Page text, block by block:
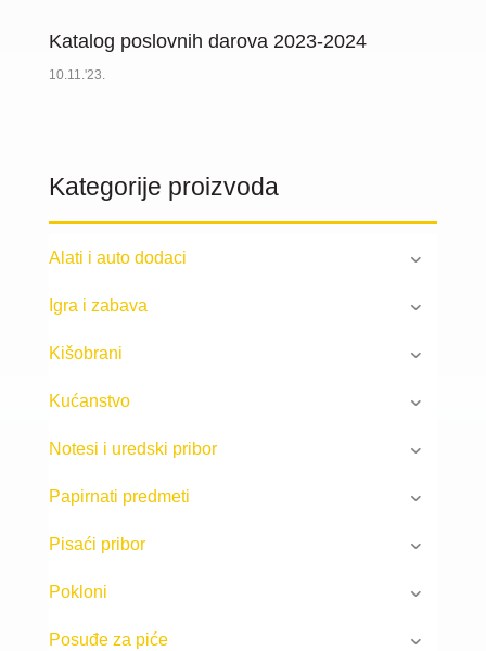
Katalog poslovnih darova 2023-2024
10.11.'23.
Kategorije proizvoda
Alati i auto dodaci
Igra i zabava
Kišobrani
Kućanstvo
Notesi i uredski pribor
Papirnati predmeti
Pisaći pribor
Pokloni
Posuđe za piće